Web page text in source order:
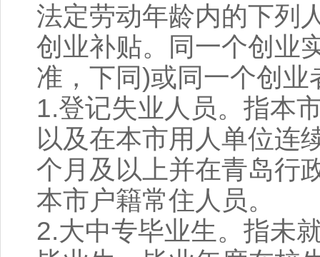
法定劳动年龄内的下列
创业补贴。同一个创业
准，下同)或同一个创
1.登记失业人员。指本
以及在本市用人单位连
个月及以上并在青岛行
本市户籍常住人员。
2.大中专毕业生。指未